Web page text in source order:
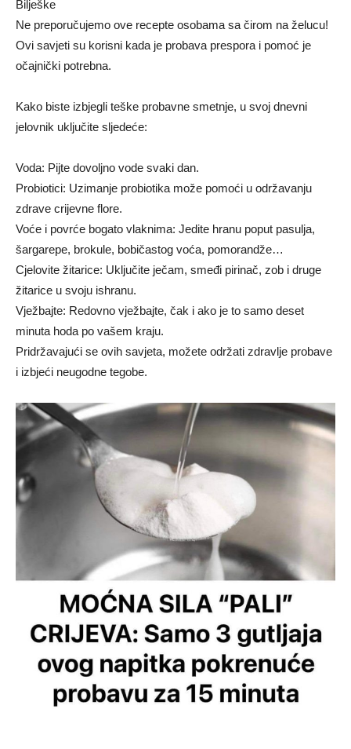
Bilješke
Ne preporučujemo ove recepte osobama sa čirom na želucu!
Ovi savjeti su korisni kada je probava prespora i pomoć je
očajnički potrebna.
Kako biste izbjegli teške probavne smetnje, u svoj dnevni
jelovnik uključite sljedeće:
Voda: Pijte dovoljno vode svaki dan.
Probiotici: Uzimanje probiotika može pomoći u održavanju
zdrave crijevne flore.
Voće i povrće bogato vlaknima: Jedite hranu poput pasulja,
šargarepe, brokule, bobičastog voća, pomorandže…
Cjelovite žitarice: Uključite ječam, smeđi pirinač, zob i druge
žitarice u svoju ishranu.
Vježbajte: Redovno vježbajte, čak i ako je to samo deset
minuta hoda po vašem kraju.
Pridržavajući se ovih savjeta, možete održati zdravlje probave
i izbjeći neugodne tegobe.